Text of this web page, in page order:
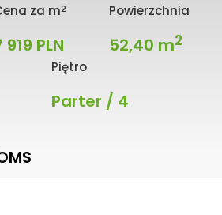
za m2
919 PLN
Powierzchnia
52,40 m2
Piętro
Parter / 4